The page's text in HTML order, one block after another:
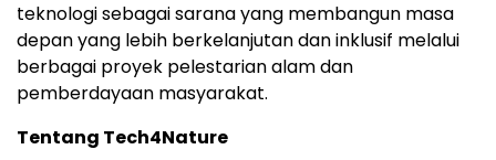
teknologi sebagai sarana yang membangun masa
depan yang lebih berkelanjutan dan inklusif melalui
berbagai proyek pelestarian alam dan
pemberdayaan masyarakat.
Tentang Tech4Nature